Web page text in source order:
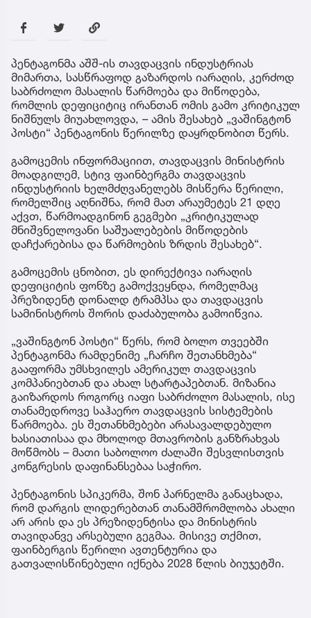
პენტაგონმა აშშ-ის თავდაცვის ინდუსტრიას
მიმართა, სასწრაფოდ გაზარდოს იარაღის, კერძოდ
საბრძოლო მასალის წარმოება და მიწოდება,
რომლის დეფიციტიც ირანთან ომის გამო კრიტიკულ
ნიშნულს მიუახლოვდა, – ამის შესახებ „ვაშინგტონ
პოსტი“ პენტაგონის წერილზე დაყრდნობით წერს.
გამოცემის ინფორმაციით, თავდაცვის მინისტრის
მოადგილემ, სტივ ფაინბერგმა თავდაცვის
ინდუსტრიის ხელმძღვანელებს მისწერა წერილი,
რომელშიც აღნიშნა, რომ მათ არაუმეტეს 21 დღე
აქვთ, წარმოადგინონ გეგმები „კრიტიკულად
მნიშვნელოვანი საშუალებების მიწოდების
დაჩქარებისა და წარმოების ზრდის შესახებ“.
გამოცემის ცნობით, ეს დირექტივა იარაღის
დეფიციტის ფონზე გამოქვეყნდა, რომელმაც
პრეზიდენტ დონალდ ტრამპსა და თავდაცვის
სამინისტროს შორის დაძაბულობა გამოიწვია.
„ვაშინგტონ პოსტი“ წერს, რომ ბოლო თვეებში
პენტაგონმა რამდენიმე „ჩარჩო შეთანხმება“
გააფორმა უმსხვილეს ამერიკულ თავდაცვის
კომპანიებთან და ახალ სტარტაპებთან. მიზანია
გაიზარდოს როგორც იაფი საბრძოლო მასალის, ისე
თანამედროვე საჰაერო თავდაცვის სისტემების
წარმოება. ეს შეთანხმებები არასავალდებულო
ხასიათისაა და მხოლოდ მთავრობის განზრახვას
მოწმობს – მათი საბოლოო ძალაში შესვლისთვის
კონგრესის დაფინანსებაა საჭირო.
პენტაგონის სპიკერმა, შონ პარნელმა განაცხადა,
რომ დარგის ლიდერებთან თანამშრომლობა ახალი
არ არის და ეს პრეზიდენტისა და მინისტრის
თავიდანვე არსებული გეგმაა. მისივე თქმით,
ფაინბერგის წერილი ავთენტურია და
გათვალისწინებული იქნება 2028 წლის ბიუჯეტში.